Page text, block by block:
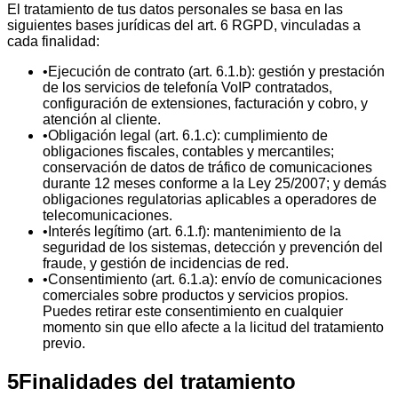
El tratamiento de tus datos personales se basa en las
siguientes bases jurídicas del art. 6 RGPD, vinculadas a
cada finalidad:
•Ejecución de contrato (art. 6.1.b): gestión y prestación
de los servicios de telefonía VoIP contratados,
configuración de extensiones, facturación y cobro, y
atención al cliente.
•Obligación legal (art. 6.1.c): cumplimiento de
obligaciones fiscales, contables y mercantiles;
conservación de datos de tráfico de comunicaciones
durante 12 meses conforme a la Ley 25/2007; y demás
obligaciones regulatorias aplicables a operadores de
telecomunicaciones.
• Interés legítimo (art. 6.1.f): mantenimiento de la
seguridad de los sistemas, detección y prevención del
fraude, y gestión de incidencias de red.
•Consentimiento (art. 6.1.a): envío de comunicaciones
comerciales sobre productos y servicios propios.
Puedes retirar este consentimiento en cualquier
momento sin que ello afecte a la licitud del tratamiento
previo.
5Finalidades del tratamiento